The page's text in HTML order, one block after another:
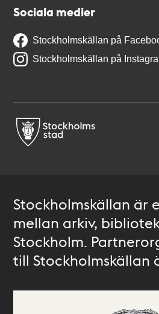
Sociala medier
Stockholmskällan på
Stockholmskällan på
Stockholmskällan är
mellan arkiv,
Stockholm.
till Stockholmskällan